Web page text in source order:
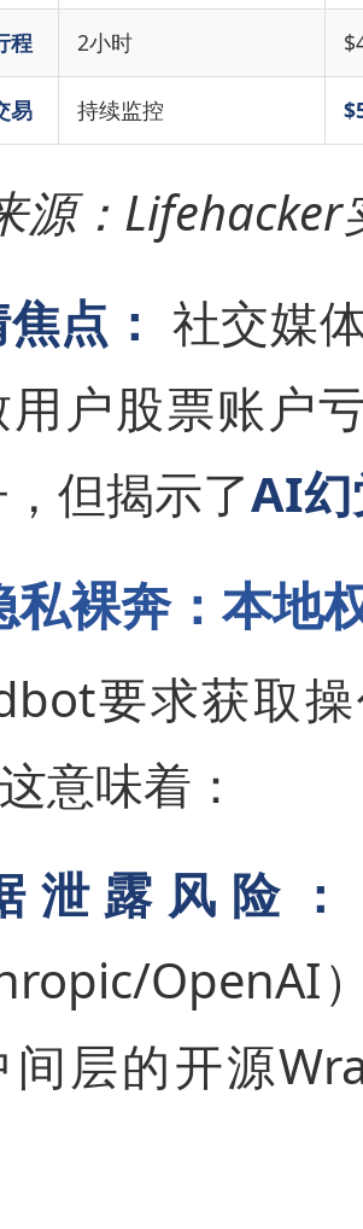
程 2小时
易 持续监控
源：
点： 社交媒
用户股票账户
但揭示了AI幻
私裸奔：本地
要求获取
意味着：
泄露风险：
OpenAI
间层的开源